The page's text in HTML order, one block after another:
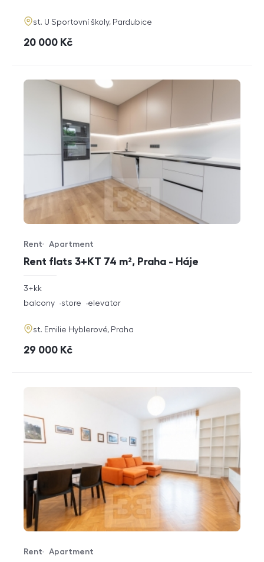
adresa
st. U Sportovní školy, Pardubice
cena
20 000 Kč
Rent flats 3+KT 74 m², Praha - Háje
Offer type
Rent
Property type
Apartment
rozměry
3+kk
funkce
balcony store elevator
adresa
st. Emilie Hyblerové, Praha
cena
29 000 Kč
Offer type
Rent
Property type
Apartment